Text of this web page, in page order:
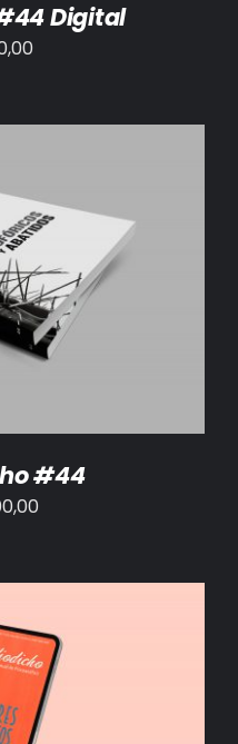
Digital
/ DETALLES
#44
/